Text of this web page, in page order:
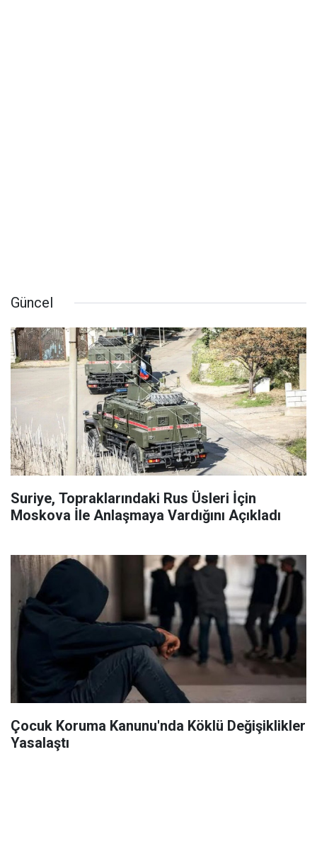
Güncel
Suriye, Topraklarındaki Rus Üsleri İçin
Moskova İle Anlaşmaya Vardığını Açıkladı
Çocuk Koruma Kanunu'nda Köklü Değişiklikler
Yasalaştı